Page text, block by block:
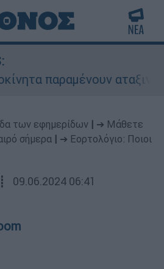
αταξινόμητα -
των εφημερίδων
➔ Μάθετε
σήμερα
➔ Εορτολόγιο: Ποιοι
09.06.2024 06:41